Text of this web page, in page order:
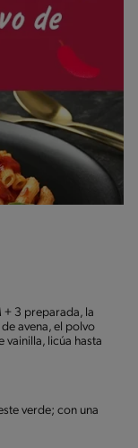
+ 3 preparada, la
avena, el polvo
vainilla, licúa hasta
verde; con una